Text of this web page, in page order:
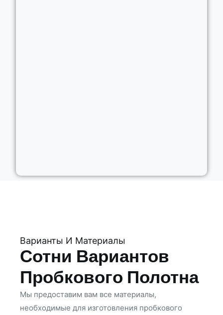
Варианты И Материалы
Сотни Вариантов
Пробкового Полотна
Мы предоставим вам все материалы,
необходимые для изготовления пробкового